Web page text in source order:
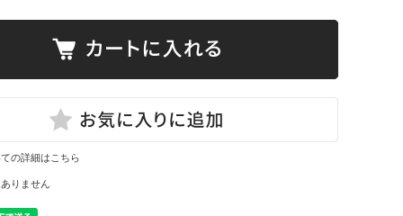
の詳細はこちら
りません